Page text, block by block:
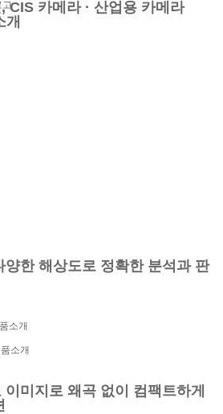
CIS 카메라 · 산업용 카메라
개
양한 해상도로 정확한 분석과 판
미지로 왜곡 없이 컴팩트하게